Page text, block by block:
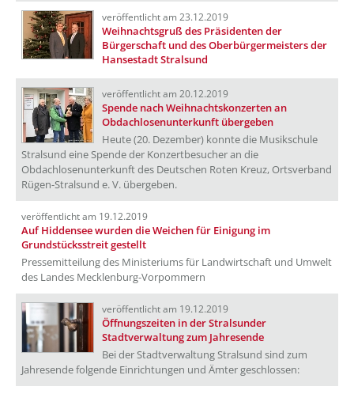
veröffentlicht am 23.12.2019
Weihnachtsgruß des Präsidenten der
Bürgerschaft und des Oberbürgermeisters der
Hansestadt Stralsund
veröffentlicht am 20.12.2019
Spende nach Weihnachtskonzerten an
Obdachlosenunterkunft übergeben
Heute (20. Dezember) konnte die Musikschule
Stralsund eine Spende der Konzertbesucher an die
Obdachlosenunterkunft des Deutschen Roten Kreuz, Ortsverband
Rügen-Stralsund e. V. übergeben.
veröffentlicht am 19.12.2019
Auf Hiddensee wurden die Weichen für Einigung im
Grundstücksstreit gestellt
Pressemitteilung des Ministeriums für Landwirtschaft und Umwelt
des Landes Mecklenburg-Vorpommern
veröffentlicht am 19.12.2019
Öffnungszeiten in der Stralsunder
Stadtverwaltung zum Jahresende
Bei der Stadtverwaltung Stralsund sind zum
Jahresende folgende Einrichtungen und Ämter geschlossen: